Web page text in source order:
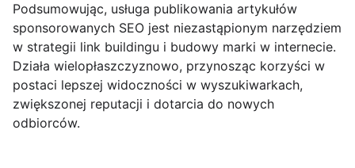
Podsumowując, usługa publikowania artykułów
sponsorowanych SEO jest niezastąpionym narzędziem
w strategii link buildingu i budowy marki w internecie.
Działa wielopłaszczyznowo, przynosząc korzyści w
postaci lepszej widoczności w wyszukiwarkach,
zwiększonej reputacji i dotarcia do nowych
odbiorców.